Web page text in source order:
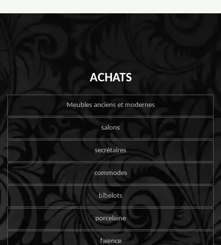
ACHATS
Meubles anciens et modernes
salons
secrétaires
commodes
bibelots
porcelaine
faïence